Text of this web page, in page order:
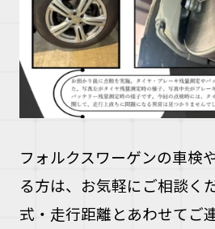
フォルクスワーゲンの車検
る方は、お気軽にご相談く
式・走行距離とあわせてご